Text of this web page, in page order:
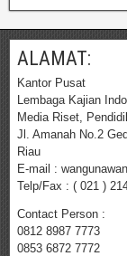
ALAMAT:
Kantor Pusat
Lembaga Kajian
Media Riset,
Jl. Amanah No.2
Riau
E-mail :
Telp/Fax : ( 021 )
Contact Person :
0812 8987 7773
0853 6872 7772